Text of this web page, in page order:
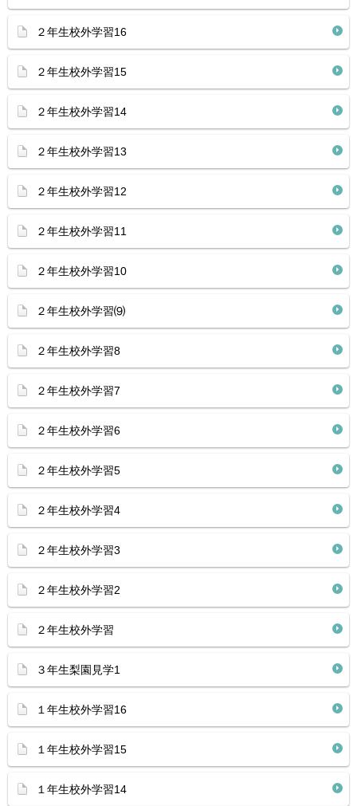
２年生校外学習16
２年生校外学習15
２年生校外学習14
２年生校外学習13
２年生校外学習12
２年生校外学習11
２年生校外学習10
２年生校外学習⑼
２年生校外学習8
２年生校外学習7
２年生校外学習6
２年生校外学習5
２年生校外学習4
２年生校外学習3
２年生校外学習2
２年生校外学習
３年生梨園見学1
１年生校外学習16
１年生校外学習15
１年生校外学習14